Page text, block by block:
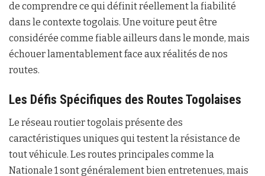
de comprendre ce qui définit réellement la fiabilité
dans le contexte togolais. Une voiture peut être
considérée comme fiable ailleurs dans le monde, mais
échouer lamentablement face aux réalités de nos
routes.
Les Défis Spécifiques des Routes Togolaises
Le réseau routier togolais présente des
caractéristiques uniques qui testent la résistance de
tout véhicule. Les routes principales comme la
Nationale 1 sont généralement bien entretenues, mais